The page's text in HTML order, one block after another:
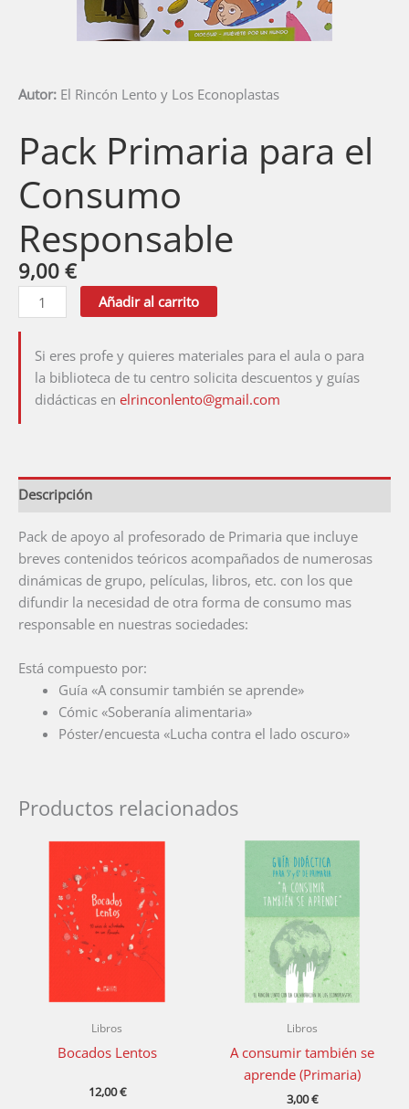
Autor: El Rincón Lento y Los Econoplastas
Pack Primaria para el
Consumo
Responsable
9,00 €
Pack
Primaria
Consumo
Responsable
cantidad
Añadir al carrito
Si eres profe y quieres materiales para el aula o para
la biblioteca de tu centro solicita descuentos y guías
didácticas en elrinconlento@gmail.com
Descripción
Pack de apoyo al profesorado de Primaria que incluye
breves contenidos teóricos acompañados de numerosas
dinámicas de grupo, películas, libros, etc. con los que
difundir la necesidad de otra forma de consumo mas
responsable en nuestras sociedades:
Está compuesto por:
Guía «A consumir también se aprende»
Cómic «Soberanía alimentaria»
Póster/encuesta «Lucha contra el lado oscuro»
Productos relacionados
Libros
Bocados Lentos
12,00€
Libros
A consumir también se
aprende (Primaria)
3,00€